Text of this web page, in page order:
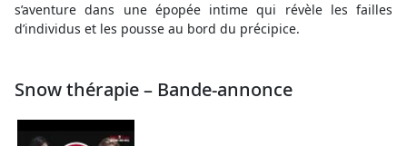
s’aventure dans une épopée intime qui révèle les failles
d’individus et les pousse au bord du précipice.
Snow thérapie – Bande-annonce